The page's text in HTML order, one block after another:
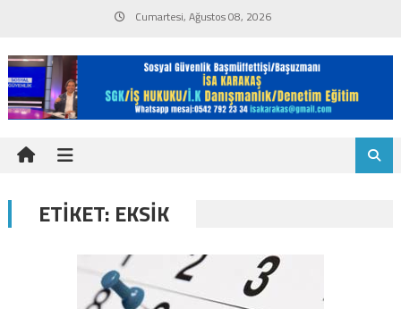
content
Cumartesi, Ağustos 08, 2026
ETIKET: EKSIK